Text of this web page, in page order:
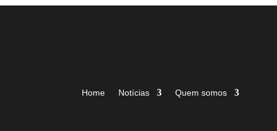
Home Notícias Quem somos